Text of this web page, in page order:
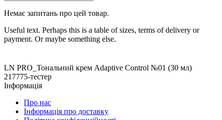
Немає запитань про цей товар.
Useful text. Perhaps this is a table of sizes, terms of delivery or
payment. Or maybe something else.
LN PRO_Тональний крем Adaptive Control №01 (30 мл)
217775-тестер
Інформація
Про нас
Інформація про доставку